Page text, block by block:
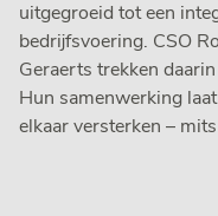
uitgegroeid tot een
bedrijfsvoering. CSO
Geraerts trekken
Hun samenwerking
elkaar versterken –